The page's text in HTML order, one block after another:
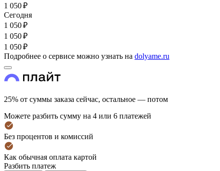
1 050 ₽
Cегодня
1 050 ₽
1 050 ₽
1 050 ₽
Подробнее о сервисе можно узнать на dolyame.ru
25% от суммы заказа сейчас, остальное — потом
Можете разбить сумму на 4 или 6 платежей
Без процентов и комиссий
Как обычная оплата картой
Разбить платеж